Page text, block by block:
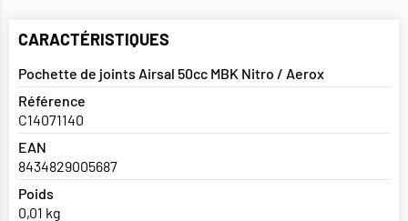
CARACTÉRISTIQUES
Pochette de joints Airsal 50cc MBK Nitro / Aerox
Référence
C14071140
EAN
8434829005687
Poids
0,01 kg